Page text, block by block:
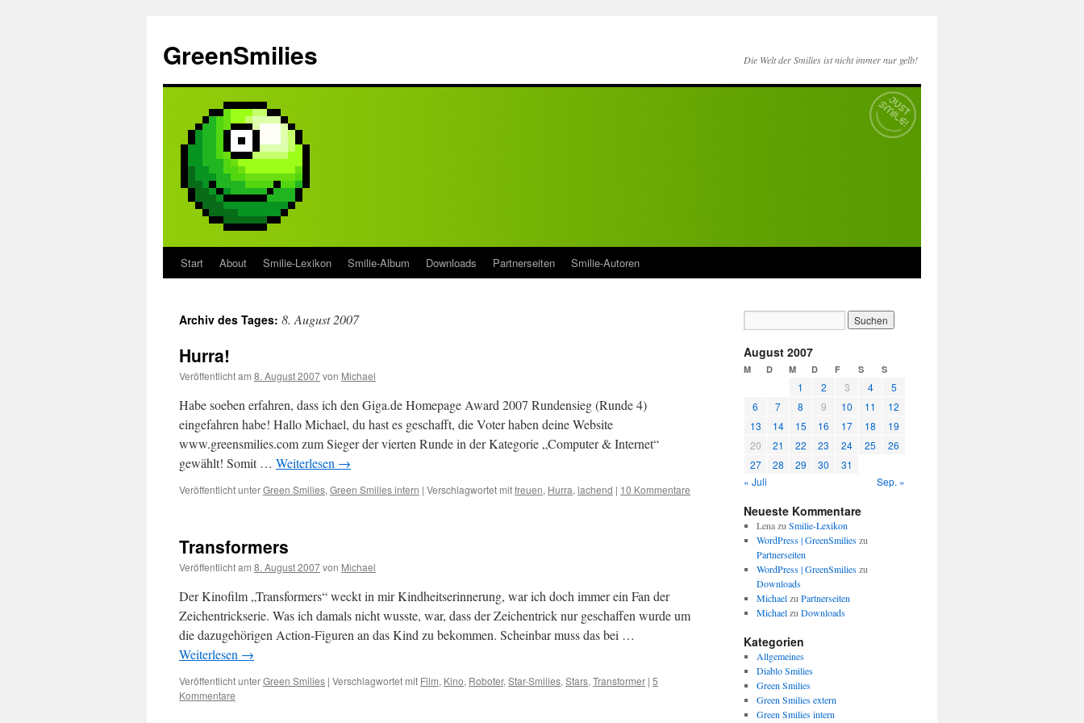
springen
GreenSmilies Die Welt der Smilies ist nicht immer nur gelb!
Start About Smilie-Lexikon Smilie-Album Downloads Partnerseiten Smilie-Autoren
Archiv des Tages: 8. August 2007
Hurra!
Veröffentlicht am 8. August 2007von Michael
Habe soeben erfahren, dass ich den Giga.de Homepage Award 2007 Rundensieg (Runde 4)
eingefahren habe! Hallo Michael, du hast es geschafft, die Voter haben deine Website
www.greensmilies.com zum Sieger der vierten Runde in der Kategorie „Computer & Internet“
gewählt! Somit … Weiterlesen →
Veröffentlicht unterGreen Smilies, Green Smilies intern | Verschlagwortet mitfreuen, Hurra, lachend | 10 Kommentare
Transformers
Veröffentlicht am 8. August 2007von Michael
Der Kinofilm „Transformers“ weckt in mir Kindheitserinnerung, war ich doch immer ein Fan der
Zeichentrickserie. Was ich damals nicht wusste, war, dass der Zeichentrick nur geschaffen wurde um
die dazugehörigen Action-Figuren an das Kind zu bekommen. Scheinbar muss das bei …
Weiterlesen →
Veröffentlicht unterGreen Smilies | Verschlagwortet mit Film, Kino, Roboter, Star-Smilies, Stars, Transformer | 5
Kommentare
August 2007
M D M D F S S
1 2 3 4
5
6
7 8 9 10 11
12
13
14 15 16 17 18
19
20
21 22 23 24 25
26
27
28 29 30
31
« Juli
Sep. »
Neueste Kommentare
Lenazu Smilie-Lexikon
WordPress | GreenSmilieszu
Partnerseiten
WordPress | GreenSmilieszu
Downloads
Michaelzu Partnerseiten
Michaelzu Downloads
Kategorien
Allgemeines
Diablo Smilies
Green Smilies
Green Smilies extern
Green Smilies intern